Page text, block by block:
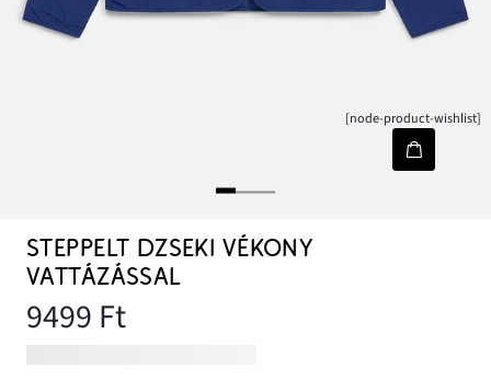
[node-product-wishlist]
STEPPELT DZSEKI VÉKONY
VATTÁZÁSSAL
9499 Ft